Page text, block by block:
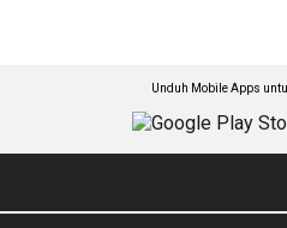
Unduh Mobile Apps